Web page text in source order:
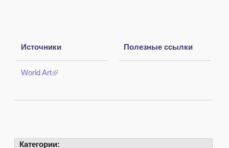
Источники
World Art
Полезные ссылки
Категории: